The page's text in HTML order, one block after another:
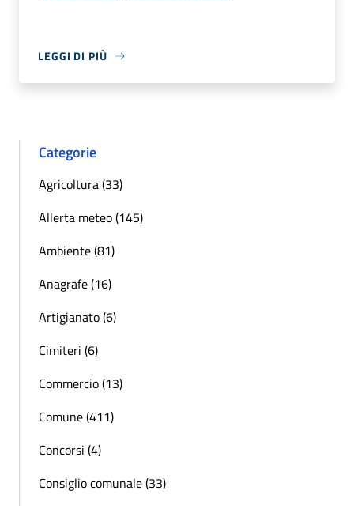
LEGGI DI PIÙ
Categorie
Agricoltura (33)
Allerta meteo (145)
Ambiente (81)
Anagrafe (16)
Artigianato (6)
Cimiteri (6)
Commercio (13)
Comune (411)
Concorsi (4)
Consiglio comunale (33)